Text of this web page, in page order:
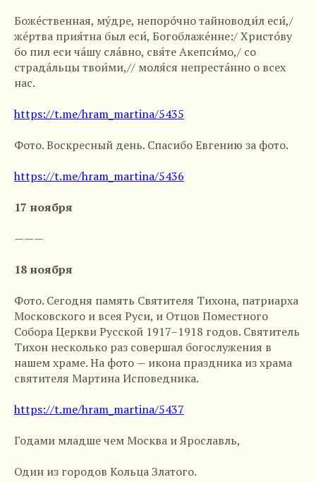
Боже́ственная, му́дре, непоро́чно тайноводи́л еси́,/
же́ртва прия́тна был еси́, Богоблаже́нне:/ Христо́ву
бо пил еси ча́шу сла́вно, свя́те Акепси́мо,/ со
страда́льцы твои́ми,// моля́ся непреста́нно о всех
нас.
https://t.me/hram_martina/5435
Фото. Воскресный день. Спасибо Евгению за фото.
https://t.me/hram_martina/5436
17 ноября
———
18 ноября
Фото. Сегодня память Святителя Тихона, патриарха
Московского и всея Руси, и Отцов Поместного
Собора Церкви Русской 1917–1918 годов. Святитель
Тихон несколько раз совершал богослужения в
нашем храме. На фото — икона праздника из храма
святителя Мартина Исповедника.
https://t.me/hram_martina/5437
Годами младше чем Москва и Ярославль,
Один из городов Кольца Златого.